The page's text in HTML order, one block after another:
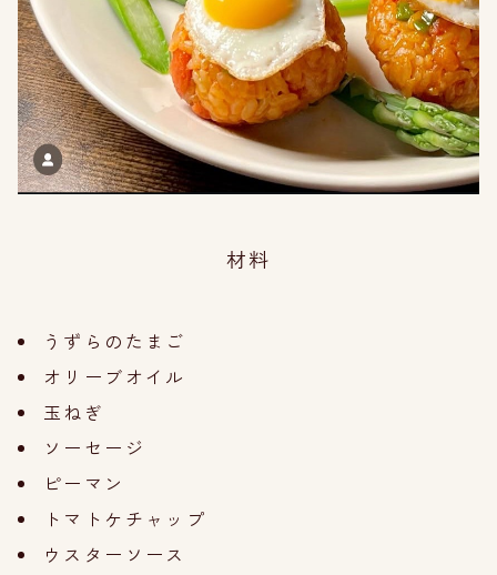
材料
うずらのたまご
オリーブオイル
玉ねぎ
ソーセージ
ピーマン
トマトケチャップ
ウスターソース